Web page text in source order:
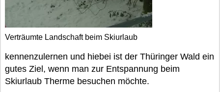
Verträumte Landschaft beim Skiurlaub
kennenzulernen und hiebei ist der Thüringer Wald ein
gutes Ziel, wenn man zur Entspannung beim
Skiurlaub Therme besuchen möchte.